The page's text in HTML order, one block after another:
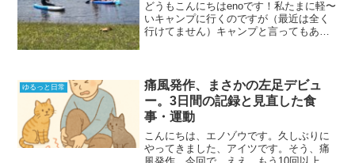
どうもこんにちはenoです！私たまに軽〜
いキャンプに行くのですが（最近は全く
行けてません）キャンプと言ってもあま
たので載せてみます本...
ゆるっと日常
痛風発作、まさかの左足デビュ
ー。3日間の記録と見直した食
事・運動
こんにちは、エノゾウです。久しぶりに
やってきました、アイツです。そう、痛